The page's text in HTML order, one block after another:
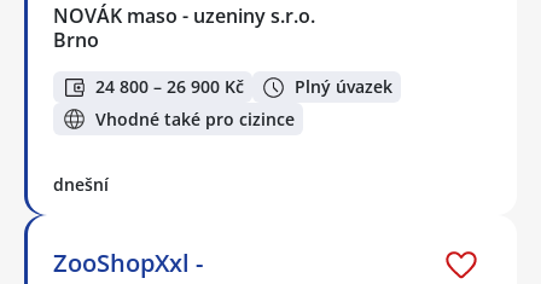
NOVÁK maso - uzeniny s.r.o.
Brno
24 800 – 26 900 Kč
Plný úvazek
Vhodné také pro cizince
dnešní
ZooShopXxl -